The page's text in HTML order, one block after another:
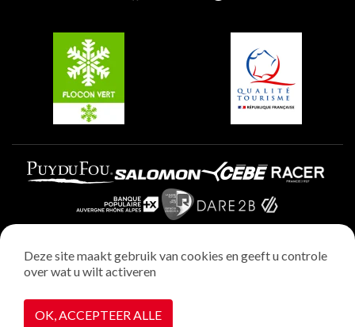
Plagne Villages
Plagne Aime 2000
Wettelijke vermeldingen
Privacybeleid
Realisatie : StudioJuillet
Deze site maakt gebruik van cookies en geeft u controle
over wat u wilt activeren
OK, ACCEPTEER ALLE